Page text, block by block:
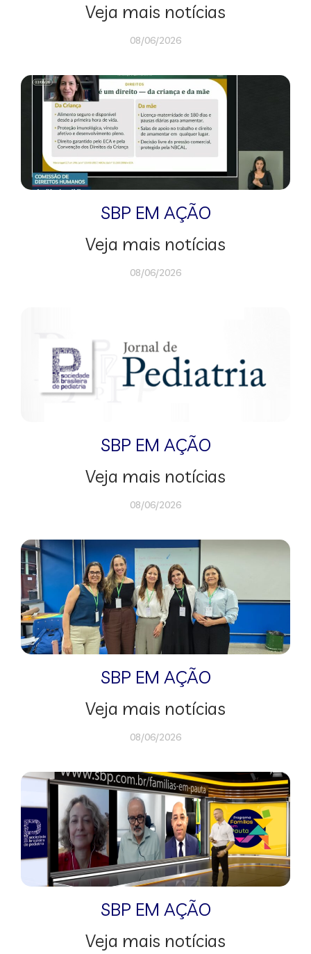
Veja mais notícias
08/06/2026
SBP EM AÇÃO
Veja mais notícias
08/06/2026
SBP EM AÇÃO
Veja mais notícias
08/06/2026
SBP EM AÇÃO
Veja mais notícias
08/06/2026
SBP EM AÇÃO
Veja mais notícias